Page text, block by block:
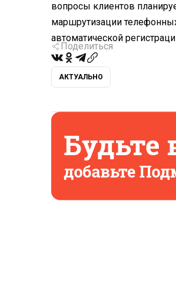
вопросы клиентов
маршрутизации
автоматической
Поделиться
АКТУАЛЬНО